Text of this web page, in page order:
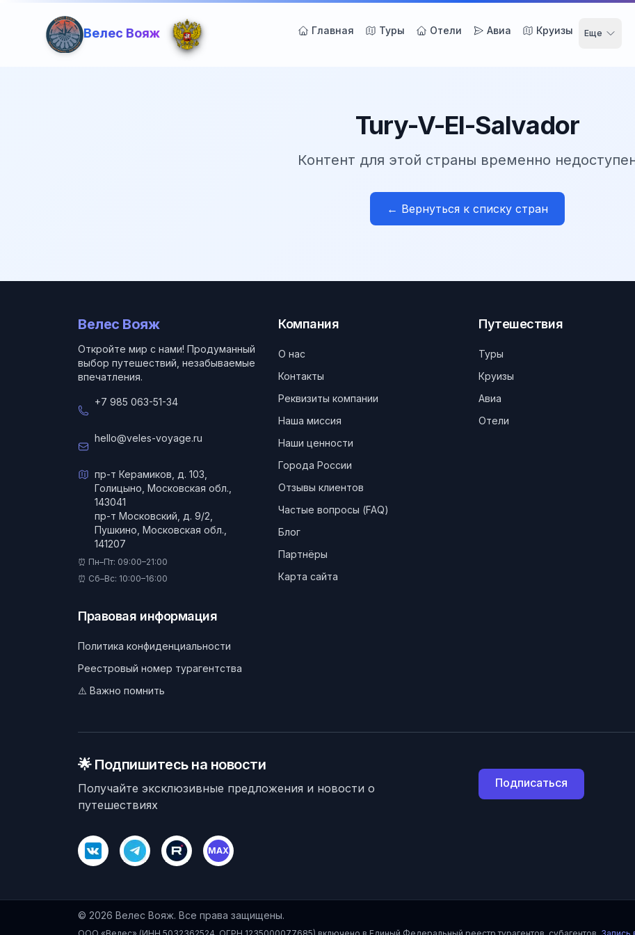
Велес Вояж Главная Туры Отели Авиа Круизы Еще
Tury-V-El-Salvador
Контент для этой страны временно
← Вернуться к списку стран
Велес Вояж
Откройте мир с нами! Продуманный
выбор путешествий, незабываемые
впечатления.
+7 985 063-51-34
hello@veles-voyage.ru
пр-т Керамиков, д. 103,
Голицыно, Московская обл.,
143041
пр-т Московский, д. 9/2,
Пушкино, Московская обл.,
141207
⏰ Пн–Пт: 09:00–21:00
⏰ Сб–Вс: 10:00–16:00
Компания
О нас
Контакты
Реквизиты компании
Наша миссия
Наши ценности
Города России
Отзывы клиентов
Частые вопросы (FAQ)
Блог
Партнёры
Карта сайта
Путешествия
Туры
Круизы
Авиа
Отели
Правовая информация
Политика конфиденциальности
Реестровый номер турагентства
⚠️ Важно помнить
🌟 Подпишитесь на новости
Получайте эксклюзивные предложения и новости о
путешествиях
Подписаться
MAX
© 2026 Велес Вояж. Все права защищены.